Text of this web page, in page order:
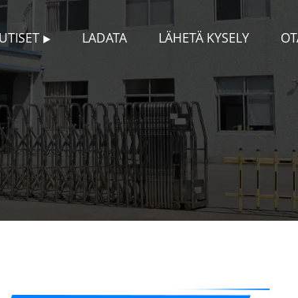
LADATA LÄHETÄ KYSELY